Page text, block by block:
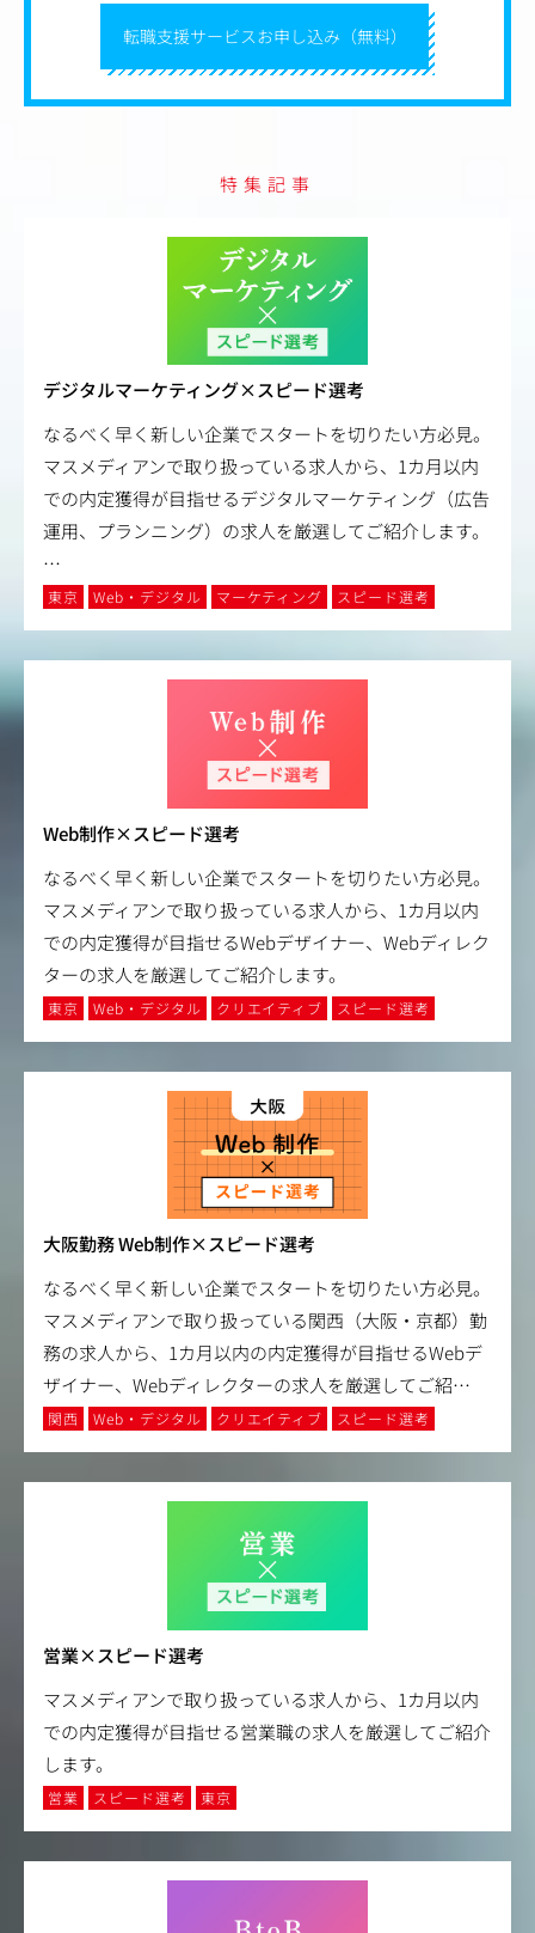
転職支援サービスお申し込み（無料）
特集記事
デジタルマーケティング×スピード選考
なるべく早く新しい企業でスタートを切りたい方必見。
マスメディアンで取り扱っている求人から、1カ月以内
での内定獲得が目指せるデジタルマーケティング（広告
運用、プランニング）の求人を厳選してご紹介します。
…
東京 Web・デジタル マーケティング スピード選考
Web制作×スピード選考
なるべく早く新しい企業でスタートを切りたい方必見。
マスメディアンで取り扱っている求人から、1カ月以内
での内定獲得が目指せるWebデザイナー、Webディレク
ターの求人を厳選してご紹介します。
東京 Web・デジタル クリエイティブ スピード選考
大阪勤務 Web制作×スピード選考
なるべく早く新しい企業でスタートを切りたい方必見。
マスメディアンで取り扱っている関西（大阪・京都）勤
務の求人から、1カ月以内の内定獲得が目指せるWebデ
ザイナー、Webディレクターの求人を厳選してご紹…
関西 Web・デジタル クリエイティブ スピード選考
営業×スピード選考
マスメディアンで取り扱っている求人から、1カ月以内
での内定獲得が目指せる営業職の求人を厳選してご紹介
します。
営業 スピード選考 東京